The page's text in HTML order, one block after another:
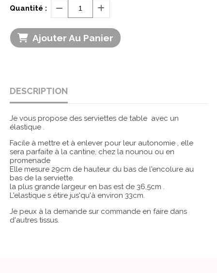
Quantité :
Ajouter Au Panier
DESCRIPTION
Je vous propose des serviettes de table avec un
élastique .
Facile à mettre et à enlever pour leur autonomie , elle
sera parfaite à la cantine, chez la nounou ou en
promenade
Elle mesure 29cm de hauteur du bas de l'encolure au
bas de la serviette.
la plus grande largeur en bas est de 36,5cm .
L'elastique s étire jus'qu'à environ 33cm.
Je peux à la demande sur commande en faire dans
d'autres tissus.